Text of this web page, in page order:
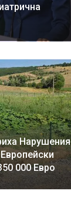
Нарушения
000 Евро